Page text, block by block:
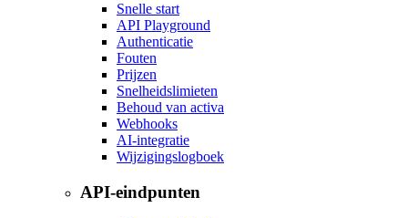
Snelle start
API Playground
Authenticatie
Fouten
Prijzen
Snelheidslimieten
Behoud van activa
Webhooks
AI-integratie
Wijzigingslogboek
API-eindpunten